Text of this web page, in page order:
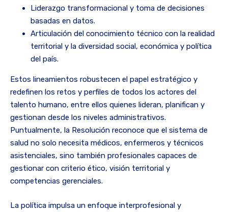
Liderazgo transformacional y toma de decisiones
basadas en datos.
Articulación del conocimiento técnico con la realidad
territorial y la diversidad social, económica y política
del país.
Estos lineamientos robustecen el papel estratégico y
redefinen los retos y perfiles de todos los actores del
talento humano, entre ellos quienes lideran, planifican y
gestionan desde los niveles administrativos.
Puntualmente, la Resolución reconoce que el sistema de
salud no solo necesita médicos, enfermeros y técnicos
asistenciales, sino también profesionales capaces de
gestionar con criterio ético, visión territorial y
competencias gerenciales.
La política impulsa un enfoque interprofesional y